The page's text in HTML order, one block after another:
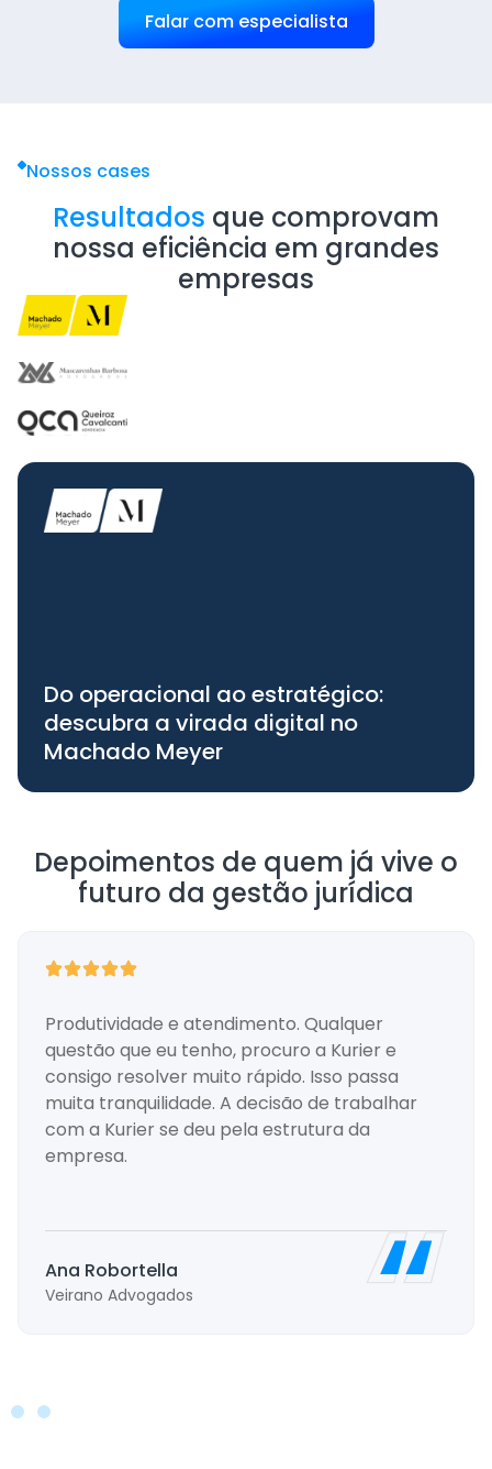
Falar com especialista
Nossos cases
Resultados que comprovam
nossa eficiência em grandes
empresas
Do operacional ao estratégico:
descubra a virada digital no
Machado Meyer
Depoimentos de quem já vive o
futuro da gestão jurídica
Produtividade e atendimento. Qualquer
questão que eu tenho, procuro a Kurier e
consigo resolver muito rápido. Isso passa
muita tranquilidade. A decisão de trabalhar
com a Kurier se deu pela estrutura da
empresa.
Ana Robortella
Veirano Advogados